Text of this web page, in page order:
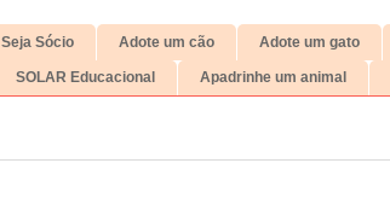
Seja Sócio Adote um cão Adote um gato
SOLAR Educacional Apadrinhe um animal